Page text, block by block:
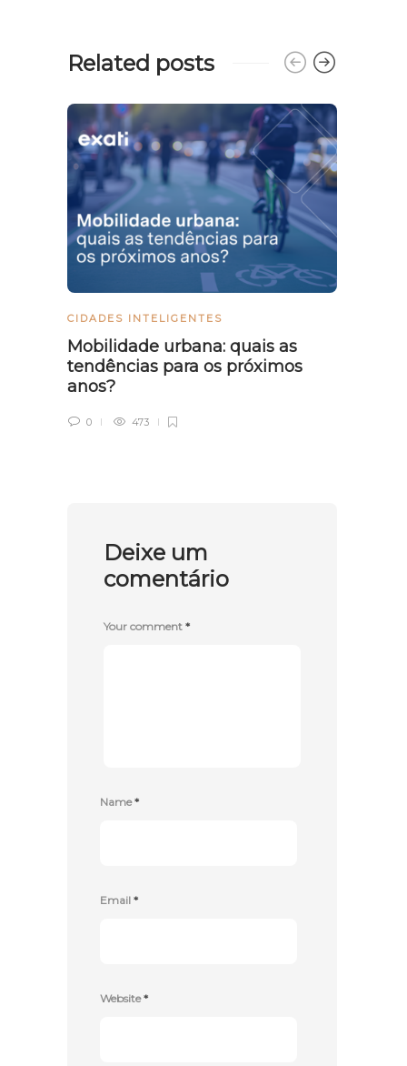
Related posts
CIDADES INTELIGENTES
Mobilidade urbana: quais as
tendências para os próximos
anos?
0 473
Deixe um
comentário
Your comment *
Name*
Email *
Website*